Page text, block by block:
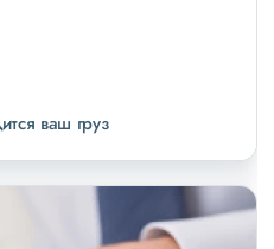
ваш груз